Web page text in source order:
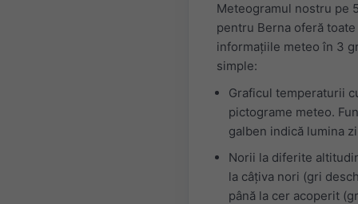
Meteogramul nostru pe
pentru Berna oferă toate
informațiile meteo în 3
simple:
Graficul temperaturii
pictograme meteo.
galben indică lumina
Norii la diferite
la câțiva nori (gri
până la cer acoperit